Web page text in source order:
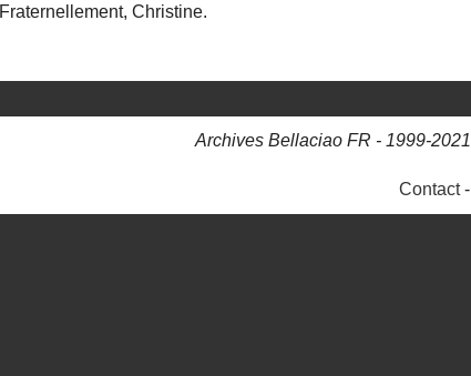
Fraternellement, Christine.
Archives Bellaciao FR - 1999-2021
Contact-